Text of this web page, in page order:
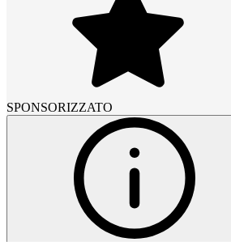
SPONSORIZZATO